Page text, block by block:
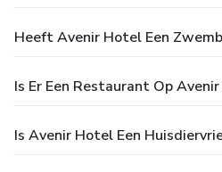
Heeft Avenir Hotel Een
Is Er Een Restaurant Op
Is Avenir Hotel Een